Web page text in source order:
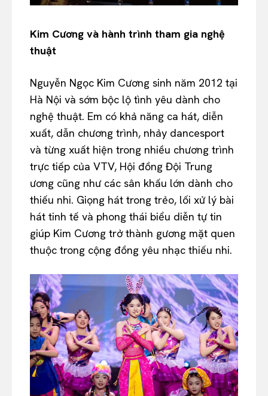
Kim Cương và hành trình tham gia nghệ
thuật
Nguyễn Ngọc Kim Cương sinh năm 2012 tại
Hà Nội và sớm bộc lộ tình yêu dành cho
nghệ thuật. Em có khả năng ca hát, diễn
xuất, dẫn chương trình, nhảy dancesport
và từng xuất hiện trong nhiều chương trình
trực tiếp của VTV, Hội đồng Đội Trung
ương cũng như các sân khấu lớn dành cho
thiếu nhi. Giọng hát trong trẻo, lối xử lý bài
hát tinh tế và phong thái biểu diễn tự tin
giúp Kim Cương trở thành gương mặt quen
thuộc trong cộng đồng yêu nhạc thiếu nhi.